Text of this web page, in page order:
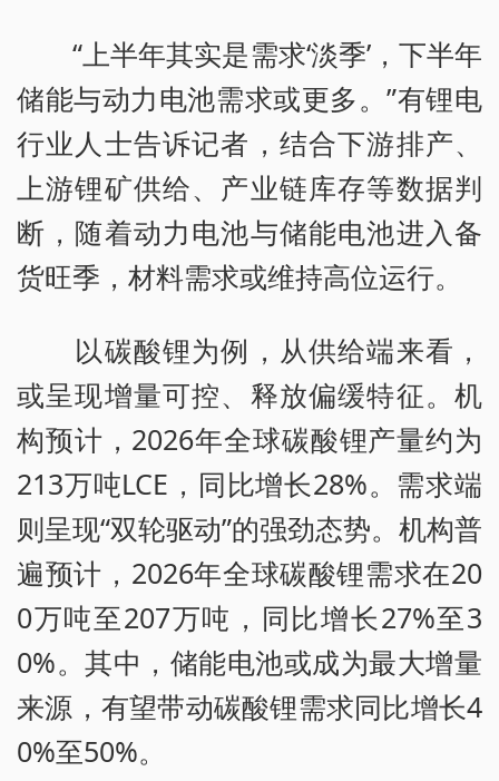
“上半年其实是需求‘淡季’，下半年
储能与动力电池需求或更多。”有锂电
行业人士告诉记者，结合下游排产、
上游锂矿供给、产业链库存等数据判
断，随着动力电池与储能电池进入备
货旺季，材料需求或维持高位运行。
以碳酸锂为例，从供给端来看，
或呈现增量可控、释放偏缓特征。机
构预计，2026年全球碳酸锂产量约为
213万吨LCE，同比增长28%。需求端
则呈现“双轮驱动”的强劲态势。机构普
遍预计，2026年全球碳酸锂需求在20
0万吨至207万吨，同比增长27%至3
0%。其中，储能电池或成为最大增量
来源，有望带动碳酸锂需求同比增长4
0%至50%。